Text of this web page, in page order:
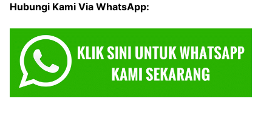
Hubungi Kami Via WhatsApp: